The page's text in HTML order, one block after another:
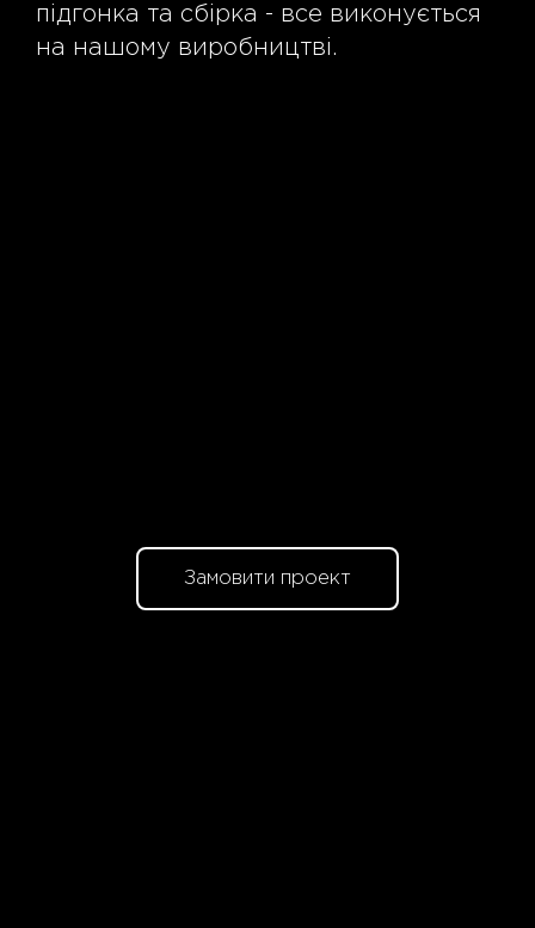
підгонка та сбірка - все виконується
на нашому виробництві.
Замовити проект